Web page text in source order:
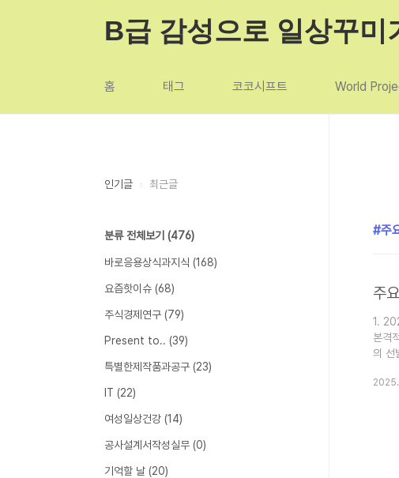
B급 감성으로 일상꾸미
홈 태그 코코시프트 World
주
1.
본격
의 선
시 따
인기글 최근글
분류 전체보기 (476)
바로응용상식과지식 (168)
요즘핫이슈 (68)
주식경제연구 (79)
Present to.. (39)
특별한제작품과공구 (23)
IT (22)
여성일상건강 (14)
공사설계서작성실무 (0)
기억할 날 (20)